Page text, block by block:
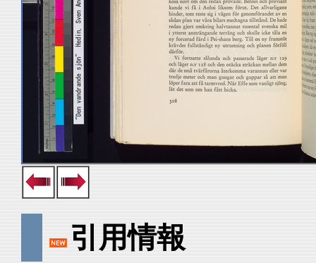
引用情報